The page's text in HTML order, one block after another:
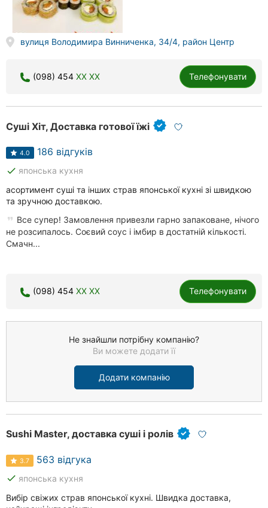
вулиця Володимира Винниченка, 34/4, район Центр
(098) 454 XX XX Телефонувати
Суші Хіт, Доставка готової їжі
4.0 186 відгуків
done японська кухня
асортимент суші та інших страв японської кухні зі швидкою
та зручною доставкою.
Все супер! Замовлення привезли гарно запаковане, нічого
не розсипалось. Соєвий соус і імбир в достатній кількості.
Смачн...
(098) 454 XX XX Телефонувати
Не знайшли потрібну компанію?
Ви можете додати її
Додати компанію
Sushi Master, доставка суші і ролів
3.7 563 відгука
done японська кухня
Вибір свіжих страв японської кухні. Швидка доставка,